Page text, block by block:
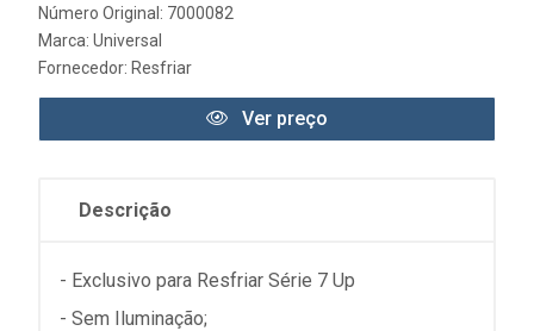
Número Original: 7000082
Marca: Universal
Fornecedor: Resfriar
Ver preço
Descrição
- Exclusivo para Resfriar Série 7 Up
- Sem Iluminação;